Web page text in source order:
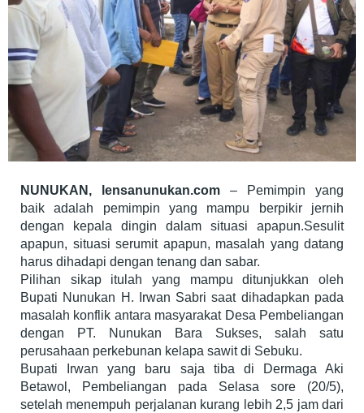
NUNUKAN, lensanunukan.com – Pemimpin yang
baik adalah pemimpin yang mampu berpikir jernih
dengan kepala dingin dalam situasi apapun.Sesulit
apapun, situasi serumit apapun, masalah yang datang
harus dihadapi dengan tenang dan sabar.
Pilihan sikap itulah yang mampu ditunjukkan oleh
Bupati Nunukan H. Irwan Sabri saat dihadapkan pada
masalah konflik antara masyarakat Desa Pembeliangan
dengan PT. Nunukan Bara Sukses, salah satu
perusahaan perkebunan kelapa sawit di Sebuku.
Bupati Irwan yang baru saja tiba di Dermaga Aki
Betawol, Pembeliangan pada Selasa sore (20/5),
setelah menempuh perjalanan kurang lebih 2,5 jam dari